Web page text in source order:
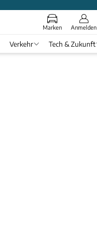
Marken Anmelden
Verkehr Tech & Zukunft